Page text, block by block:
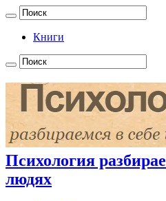
Книги
Психология
людях